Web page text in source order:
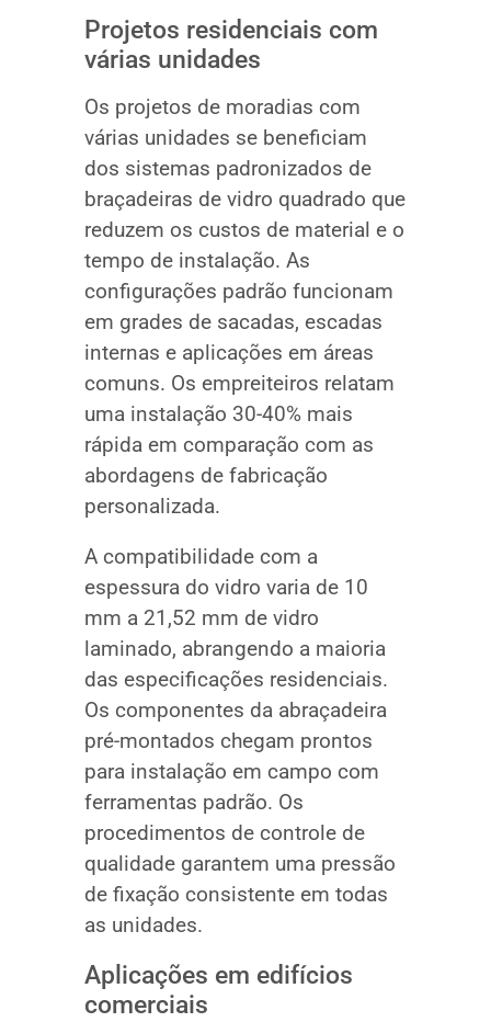
Projetos residenciais com
várias unidades
Os projetos de moradias com
várias unidades se beneficiam
dos sistemas padronizados de
braçadeiras de vidro quadrado que
reduzem os custos de material e o
tempo de instalação. As
configurações padrão funcionam
em grades de sacadas, escadas
internas e aplicações em áreas
comuns. Os empreiteiros relatam
uma instalação 30-40% mais
rápida em comparação com as
abordagens de fabricação
personalizada.
A compatibilidade com a
espessura do vidro varia de 10
mm a 21,52 mm de vidro
laminado, abrangendo a maioria
das especificações residenciais.
Os componentes da abraçadeira
pré-montados chegam prontos
para instalação em campo com
ferramentas padrão. Os
procedimentos de controle de
qualidade garantem uma pressão
de fixação consistente em todas
as unidades.
Aplicações em edifícios
comerciais